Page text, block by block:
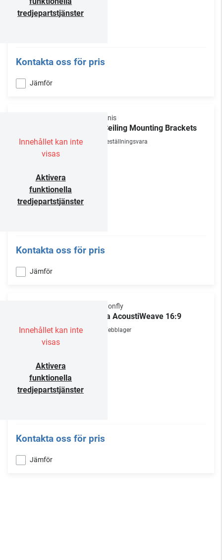
tredjepartstjänster
Kontakta oss för pris
Jämför
Innehållet kan inte
visas
Aktivera
funktionella
tredjepartstjänster
Araknis
In-Ceiling Mounting Brackets
Beställningsvara
Kontakta oss för pris
Jämför
Innehållet kan inte
visas
Aktivera
funktionella
tredjepartstjänster
Dragonfly
Ultra AcoustiWeave 16:9
Webblager
Kontakta oss för pris
Jämför